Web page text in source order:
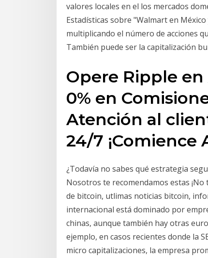
valores locales en el los mercados
Estadísticas sobre "Walmart en
multiplicando el número de acciones
También puede ser la capitalización
Opere Ripple
0% en
Atención al
24/7 ¡Comience
¿Todavía no sabes qué estrategia
Nosotros te recomendamos estas
de bitcoin, utlimas noticias bitcoin,
internacional está dominado por
chinas, aunque también hay otras
ejemplo, en casos recientes donde la
micro capitalizaciones, la empresa